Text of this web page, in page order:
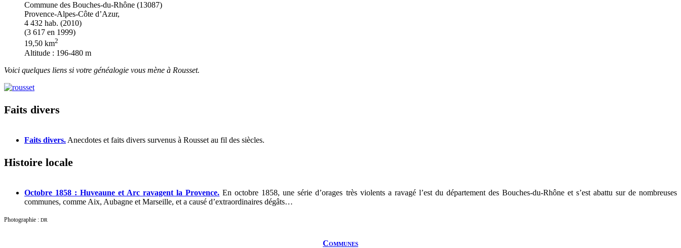
Commune des Bouches-du-Rhône (13087)
Provence-Alpes-Côte d’Azur,
4 432 hab. (2010)
(3 617 en 1999)
19,50 km2
Altitude : 196-480 m
Voici quelques liens si votre généalogie vous mène à Rousset.
Faits divers
Faits divers. Anecdotes et faits divers survenus à Rousset au fil des siècles.
Histoire locale
Octobre 1858 : Huveaune et Arc ravagent la Provence. En octobre 1858, une série d’orages très violents a ravagé l’est du département des Bouches-du-Rhône et s’est abattu sur de nombreuses
communes, comme Aix, Aubagne et Marseille, et a causé d’extraordinaires dégâts…
Photographie : DR
Communes